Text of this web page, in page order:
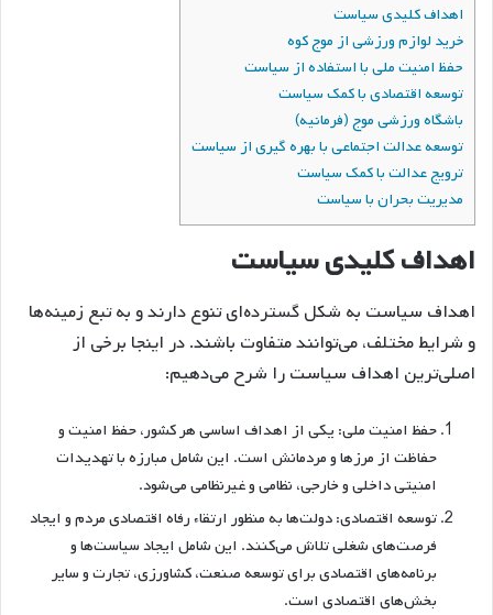
اهداف کلیدی سیاست
خرید لوازم ورزشی از موج کوه
حفظ امنیت ملی با استفاده از سیاست
توسعه اقتصادی با کمک سیاست
باشگاه ورزشی موج (فرمانیه)
توسعه عدالت اجتماعی با بهره گیری از سیاست
ترویج عدالت با کمک سیاست
مدیریت بحران با سیاست
اهداف کلیدی سیاست
اهداف سیاست به شکل گسترده‌ای تنوع دارند و به تبع زمینه‌ها
و شرایط مختلف، می‌توانند متفاوت باشند. در اینجا برخی از
اصلی‌ترین اهداف سیاست را شرح می‌دهیم:
حفظ امنیت ملی: یکی از اهداف اساسی هر کشور، حفظ امنیت و
حفاظت از مرزها و مردمانش است. این شامل مبارزه با تهدیدات
امنیتی داخلی و خارجی، نظامی و غیرنظامی می‌شود.
توسعه اقتصادی: دولت‌ها به منظور ارتقاء رفاه اقتصادی مردم و ایجاد
فرصت‌های شغلی تلاش می‌کنند. این شامل ایجاد سیاست‌ها و
برنامه‌های اقتصادی برای توسعه صنعت، کشاورزی، تجارت و سایر
بخش‌های اقتصادی است.